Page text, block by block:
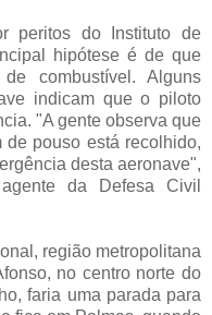
peritos do Instituto de
hipótese é de que
combustível. Alguns
indicam que o piloto
"A gente observa que
pouso está recolhido,
desta aeronave",
da Defesa Civil
região metropolitana
no centro norte do
faria uma parada para